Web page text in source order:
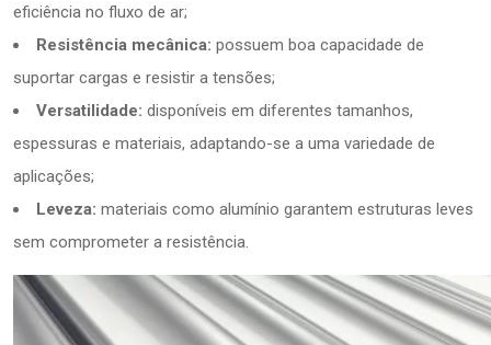
eficiência no fluxo de ar;
Resistência mecânica: possuem boa capacidade de
suportar cargas e resistir a tensões;
Versatilidade: disponíveis em diferentes tamanhos,
espessuras e materiais, adaptando-se a uma variedade de
aplicações;
Leveza: materiais como alumínio garantem estruturas leves
sem comprometer a resistência.